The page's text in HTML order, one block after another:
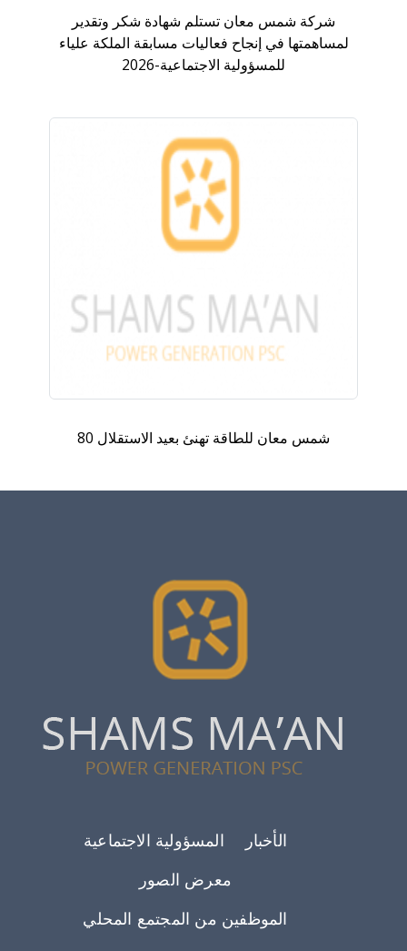
شركة شمس معان تستلم شهادة شكر وتقدير
لمساهمتها في إنجاح فعاليات مسابقة الملكة علياء
للمسؤولية الاجتماعية-2026
شمس معان للطاقة تهنئ بعيد الاستقلال 80
Footer menu
الأخبار
المسؤولية الاجتماعية
معرض الصور
الموظفين من المجتمع المحلي